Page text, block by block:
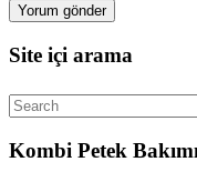
Site içi arama
Kombi Petek